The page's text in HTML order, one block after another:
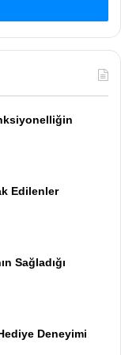
Edilenler
Sağladığı
Deneyimi